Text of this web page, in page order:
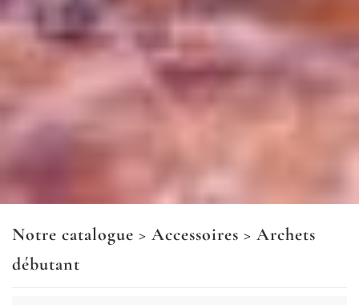
Notre catalogue > Accessoires > Archets
débutant